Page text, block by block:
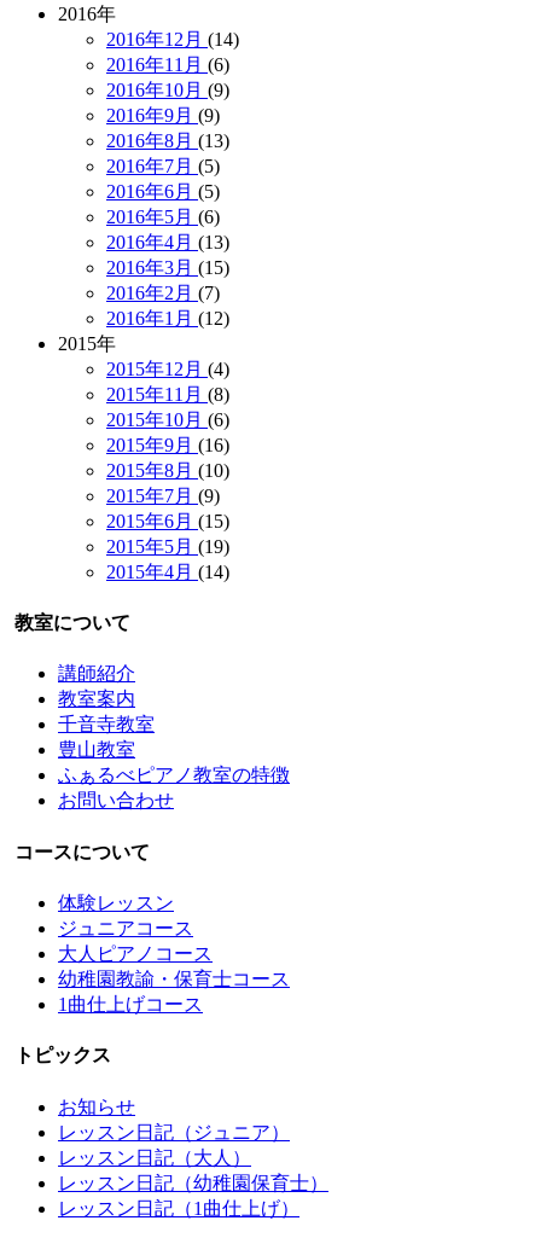
2016年
2016年12月 (14)
2016年11月 (6)
2016年10月 (9)
2016年9月 (9)
2016年8月 (13)
2016年7月 (5)
2016年6月 (5)
2016年5月 (6)
2016年4月 (13)
2016年3月 (15)
2016年2月 (7)
2016年1月 (12)
2015年
2015年12月 (4)
2015年11月 (8)
2015年10月 (6)
2015年9月 (16)
2015年8月 (10)
2015年7月 (9)
2015年6月 (15)
2015年5月 (19)
2015年4月 (14)
教室について
講師紹介
教室案内
千音寺教室
豊山教室
ふぁるべピアノ教室の特徴
お問い合わせ
コースについて
体験レッスン
ジュニアコース
大人ピアノコース
幼稚園教諭・保育士コース
1曲仕上げコース
トピックス
お知らせ
レッスン日記（ジュニア）
レッスン日記（大人）
レッスン日記（幼稚園保育士）
レッスン日記（1曲仕上げ）